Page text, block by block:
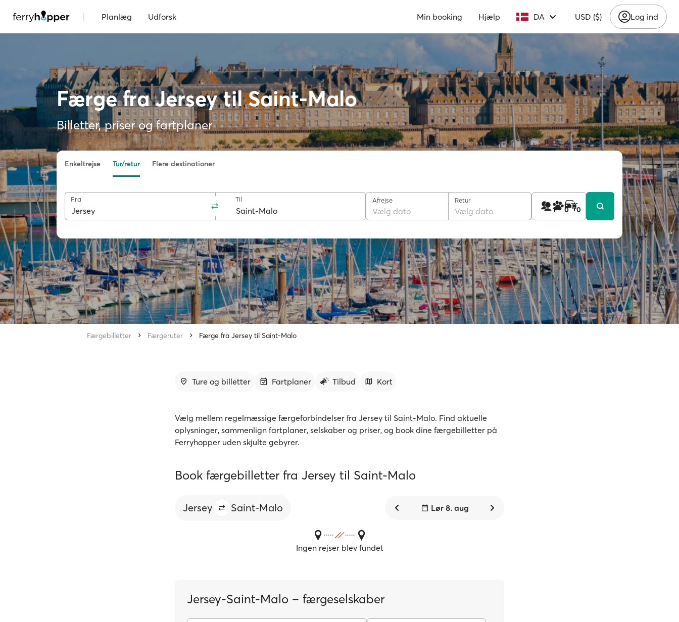
| Planlæg Udforsk Min booking Hjælp DA USD ($) Log ind
Færge fra Jersey til Saint-Malo
Billetter, priser og fartplaner
Enkeltrejse Tur/retur Flere destinationer
Fra Til Afrejse
Vælg dato
Retur
Vælg dato 1 0 0
Færgebilletter Færgeruter Færge fra Jersey til Saint-Malo
Ture og billetter Fartplaner Tilbud Kort
Vælg mellem regelmæssige færgeforbindelser fra Jersey til Saint-Malo. Find aktuelle
oplysninger, sammenlign fartplaner, selskaber og priser, og book dine færgebilletter på
Ferryhopper uden skjulte gebyrer.
Book færgebilletter fra Jersey til Saint-Malo
Jersey Saint-Malo Lør 8. aug
Ingen rejser blev fundet
Jersey-Saint-Malo – færgeselskaber